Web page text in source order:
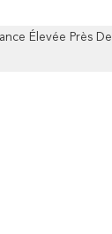
Élevée Près De